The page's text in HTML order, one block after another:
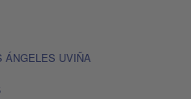
ÁNGELES UVIÑA